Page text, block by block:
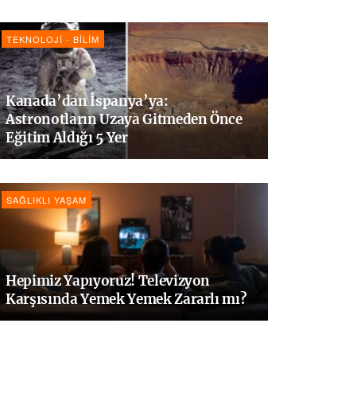
TEKNOLOJI - BILIM
Kanada’dan İspanya’ya:
Astronotların Uzaya Gitmeden Önce
Eğitim Aldığı 5 Yer
SAĞLIKLI YAŞAM
Hepimiz Yapıyoruz! Televizyon
Karşısında Yemek Yemek Zararlı mı?